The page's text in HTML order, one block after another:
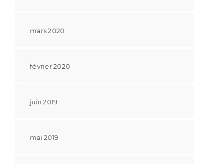
mars 2020
février 2020
juin 2019
mai 2019